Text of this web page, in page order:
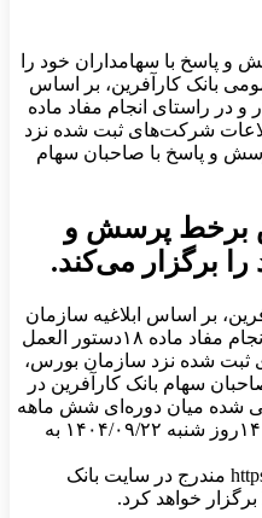
و پاسخ با سهامداران خود را
بانک کارآفرین، بر اساس
و در راستای انجام مفاد ماده
شرکت‌های ثبت شده نزد
و پاسخ با صاحبان سهام
برخط پرسش و
برگزار می‌کند.
بر اساس ابلاغیه سازمان
بورس و اوراق بهادار و در راستای انجام مفاد ماده ۱۸دستور العمل
ثبت شده نزد سازمان بورس،
سهام بانک کارآفرین در
میان دوره‌ای شش ماهه
منتهی به ۱۴۰۴/۰۶/۳۱راس ساعت ۱۴روز شنبه ۱۴۰۴/۰۹/۲۲ به
https:\\webinar.stream1.ir/karafarinbank مندرج در سایت بانک